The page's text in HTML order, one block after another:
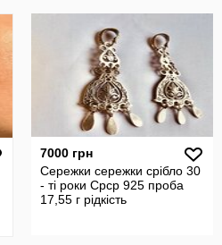
7000 грн
Сережки сережки срібло 30
- ті роки Срср 925 проба
17,55 г рідкість